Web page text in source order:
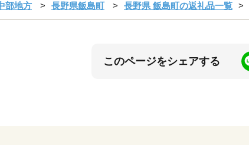
部地方 長野県飯島町 長野県 飯島町の返礼品一覧
このページをシェアする